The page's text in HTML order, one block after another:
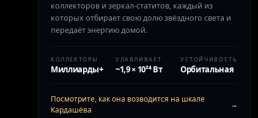
коллекторов и зеркал-статитов, каждый из
которых отбирает свою долю звёздного света и
передаёт энергию домой.
КОЛЛЕКТОРЫ
Миллиарды+
УЛАВЛИВАЕТ
~1,9 × 10²⁴ Вт
УСТОЙЧИВОСТЬ
Орбитальная
Посмотрите, как она возводится на шкале
Кардашёва
→